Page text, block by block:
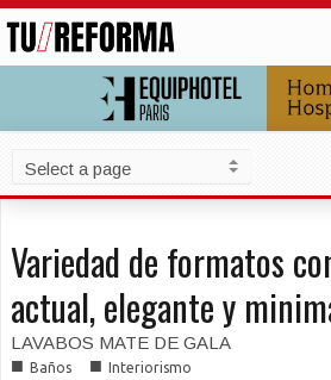
Variedad de formatos
actual, elegante y
LAVABOS MATE DE GALA
■ Baños ■ Interiorismo